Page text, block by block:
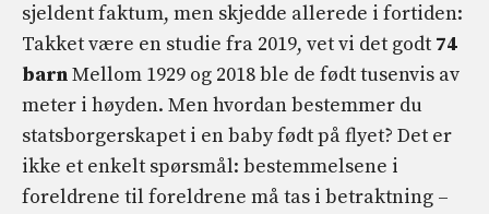
sjeldent faktum, men skjedde allerede i fortiden:
Takket være en studie fra 2019, vet vi det godt 74
barnMellom 1929 og 2018 ble de født tusenvis av
meter i høyden. Men hvordan bestemmer du
statsborgerskapet i en baby født på flyet? Det er
ikke et enkelt spørsmål: bestemmelsene i
foreldrene til foreldrene må tas i betraktning –